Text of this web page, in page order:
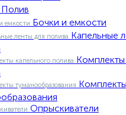
Полив
Бочки и емкости
Капельные
Комплекты
Комплекты
Опрыскиватели